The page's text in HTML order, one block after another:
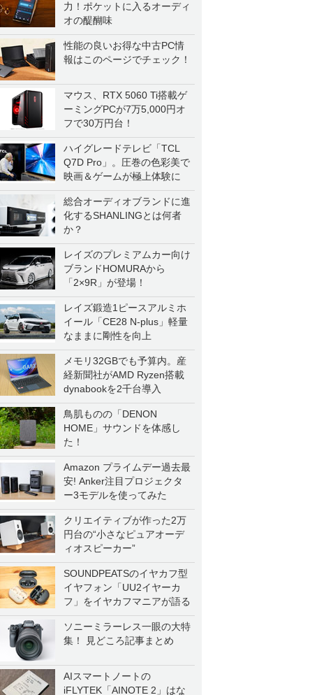
力！ポケットに入るオーディ
オの醍醐味
性能の良いお得な中古PC情
報はこのページでチェック！
マウス、RTX 5060 Ti搭載ゲ
ーミングPCが7万5,000円オ
フで30万円台！
ハイグレードテレビ「TCL
Q7D Pro」。圧巻の色彩美で
映画＆ゲームが極上体験に
総合オーディオブランドに進
化するSHANLINGとは何者
か？
レイズのプレミアムカー向け
ブランドHOMURAから
「2×9R」が登場！
レイズ鍛造1ピースアルミホ
イール「CE28 N-plus」軽量
なままに剛性を向上
メモリ32GBでも予算内。産
経新聞社がAMD Ryzen搭載
dynabookを2千台導入
鳥肌ものの「DENON
HOME」サウンドを体感し
た！
Amazon プライムデー過去最
安! Anker注目プロジェクタ
ー3モデルを使ってみた
クリエイティブが作った2万
円台の“小さなピュアオーデ
ィオスピーカー”
SOUNDPEATSのイヤカフ型
イヤフォン「UU2イヤーカ
フ」をイヤカフマニアが語る
ソニーミラーレス一眼の大特
集！ 見どころ記事まとめ
AIスマートノートの
iFLYTEK「AINOTE 2」はな